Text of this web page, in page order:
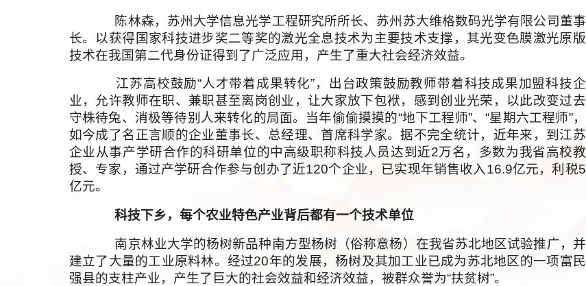
陈林森，苏州大学信息光学工程研究所所长、苏州苏大维格数码光学有限公司董事
长。以获得国家科技进步奖二等奖的激光全息技术为主要技术支撑，其光变色膜激光原版
技术在我国第二代身份证得到了广泛应用，产生了重大社会经济效益。
江苏高校鼓励“人才带着成果转化”，出台政策鼓励教师带着科技成果加盟科技企
业，允许教师在职、兼职甚至离岗创业，让大家放下包袱，感到创业光荣，以此改变过去
守株待兔、消极等待别人来转化的局面。当年偷偷摸摸的“地下工程师”、“星期六工程师”，
如今成了名正言顺的企业董事长、总经理、首席科学家。据不完全统计，近年来，到江苏
企业从事产学研合作的科研单位的中高级职称科技人员达到近2万名，多数为我省高校教
授、专家，通过产学研合作参与创办了近120个企业，已实现年销售收入16.9亿元，利税5
亿元。
科技下乡，每个农业特色产业背后都有一个技术单位
南京林业大学的杨树新品种南方型杨树（俗称意杨）在我省苏北地区试验推广，并
建立了大量的工业原料林。经过20年的发展，杨树及其加工业已成为苏北地区的一项富民
强县的支柱产业，产生了巨大的社会效益和经济效益，被群众誉为“扶贫树”。